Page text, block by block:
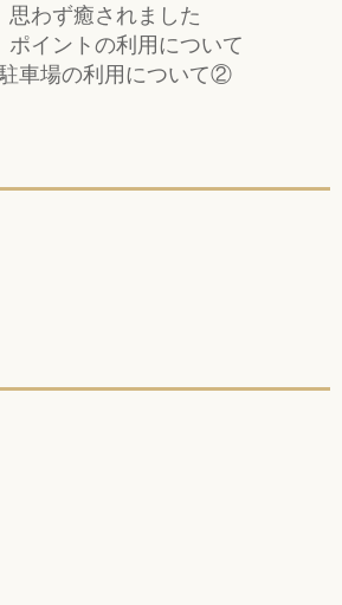
思わず癒されました
ポイントの利用について
駐車場の利用について②